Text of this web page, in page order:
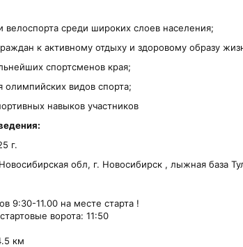
велоспорта среди широких слоев населения;
к активному отдыху и здоровому образу
спортсменов края;
олимпийских видов спорта;
навыков участников
г.
обл, г. Новосибирск , лыжная база
9:30-11.00 на месте старта !
ворота: 11:50
км